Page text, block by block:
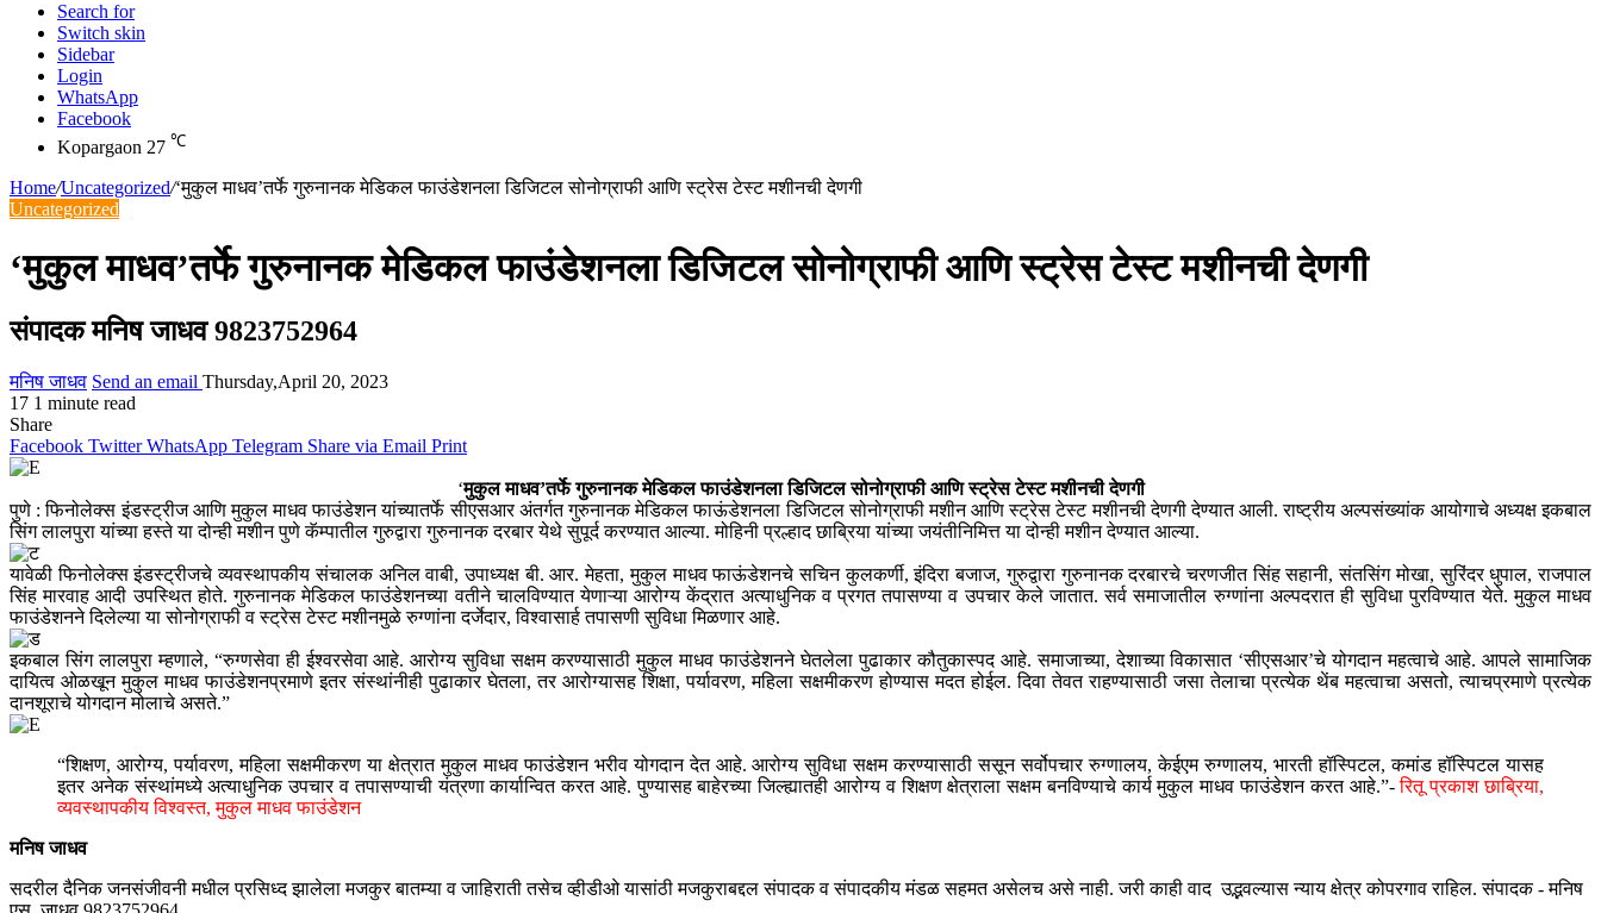
Search for
Switch skin
Sidebar
Login
WhatsApp
Facebook
Kopargaon 27 ℃
Home/Uncategorized/‘मुकुल माधव’तर्फे गुरुनानक मेडिकल फाउंडेशनला डिजिटल सोनोग्राफी आणि स्ट्रेस टेस्ट मशीनची देणगी
Uncategorized
‘मुकुल माधव’तर्फे गुरुनानक मेडिकल फाउंडेशनला डिजिटल सोनोग्राफी आणि स्ट्रेस टेस्ट मशीनची देणगी
संपादक मनिष जाधव 9823752964
मनिष जाधव Send an email Thursday,April 20, 2023
17 1 minute read
Share
Facebook Twitter WhatsApp Telegram Share via Email Print
‘मुकुल माधव’तर्फे गुरुनानक मेडिकल फाउंडेशनला डिजिटल सोनोग्राफी आणि स्ट्रेस टेस्ट मशीनची देणगी
पुणे : फिनोलेक्स इंडस्ट्रीज आणि मुकुल माधव फाउंडेशन यांच्यातर्फे सीएसआर अंतर्गत गुरुनानक मेडिकल फाऊंडेशनला डिजिटल सोनोग्राफी मशीन आणि स्ट्रेस टेस्ट मशीनची देणगी देण्यात आली. राष्ट्रीय अल्पसंख्यांक आयोगाचे अध्यक्ष इकबाल
सिंग लालपुरा यांच्या हस्ते या दोन्ही मशीन पुणे कॅम्पातील गुरुद्वारा गुरुनानक दरबार येथे सुपूर्द करण्यात आल्या. मोहिनी प्रल्हाद छाब्रिया यांच्या जयंतीनिमित्त या दोन्ही मशीन देण्यात आल्या.
यावेळी फिनोलेक्स इंडस्ट्रीजचे व्यवस्थापकीय संचालक अनिल वाबी, उपाध्यक्ष बी. आर. मेहता, मुकुल माधव फाऊंडेशनचे सचिन कुलकर्णी, इंदिरा बजाज, गुरुद्वारा गुरुनानक दरबारचे चरणजीत सिंह सहानी, संतसिंग मोखा, सुरिंदर धुपाल, राजपाल
सिंह मारवाह आदी उपस्थित होते. गुरुनानक मेडिकल फाउंडेशनच्या वतीने चालविण्यात येणाऱ्या आरोग्य केंद्रात अत्याधुनिक व प्रगत तपासण्या व उपचार केले जातात. सर्व समाजातील रुग्णांना अल्पदरात ही सुविधा पुरविण्यात येते. मुकुल माधव
फाउंडेशनने दिलेल्या या सोनोग्राफी व स्ट्रेस टेस्ट मशीनमुळे रुग्णांना दर्जेदार, विश्वासार्ह तपासणी सुविधा मिळणार आहे.
इकबाल सिंग लालपुरा म्हणाले, “रुग्णसेवा ही ईश्वरसेवा आहे. आरोग्य सुविधा सक्षम करण्यासाठी मुकुल माधव फाउंडेशनने घेतलेला पुढाकार कौतुकास्पद आहे. समाजाच्या, देशाच्या विकासात ‘सीएसआर’चे योगदान महत्वाचे आहे. आपले सामाजिक
दायित्व ओळखून मुकुल माधव फाउंडेशनप्रमाणे इतर संस्थांनीही पुढाकार घेतला, तर आरोग्यासह शिक्षा, पर्यावरण, महिला सक्षमीकरण होण्यास मदत होईल. दिवा तेवत राहण्यासाठी जसा तेलाचा प्रत्येक थेंब महत्वाचा असतो, त्याचप्रमाणे प्रत्येक
दानशूराचे योगदान मोलाचे असते.”
“शिक्षण, आरोग्य, पर्यावरण, महिला सक्षमीकरण या क्षेत्रात मुकुल माधव फाउंडेशन भरीव योगदान देत आहे. आरोग्य सुविधा सक्षम करण्यासाठी ससून सर्वोपचार रुग्णालय, केईएम रुग्णालय, भारती हॉस्पिटल, कमांड हॉस्पिटल यासह
इतर अनेक संस्थांमध्ये अत्याधुनिक उपचार व तपासण्याची यंत्रणा कार्यान्वित करत आहे. पुण्यासह बाहेरच्या जिल्ह्यातही आरोग्य व शिक्षण क्षेत्राला सक्षम बनविण्याचे कार्य मुकुल माधव फाउंडेशन करत आहे.”-रितू प्रकाश छाब्रिया,
व्यवस्थापकीय विश्वस्त, मुकुल माधव फाउंडेशन
मनिष जाधव
सदरील दैनिक जनसंजीवनी मधील प्रसिध्द झालेला मजकुर बातम्या व जाहिराती तसेच व्हीडीओ यासांठी मजकुराबद्दल संपादक व संपादकीय मंडळ सहमत असेलच असे नाही. जरी काही वाद उद्भवल्यास न्याय क्षेत्र कोपरगाव राहिल. संपादक - मनिष